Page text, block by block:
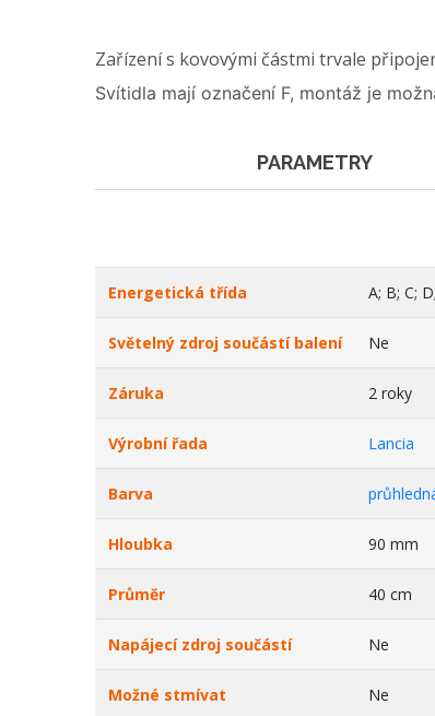
Zařízení s kovovými částmi trvale
Svítidla mají označení F, montáž je
PARAMETRY
Energetická třída A; B; C;
Světelný zdroj součástí balení Ne
Záruka 2 roky
Výrobní řada Lancia
Barva
Hloubka 90 mm
Průměr 40 cm
Napájecí zdroj součástí Ne
Možné stmívat Ne